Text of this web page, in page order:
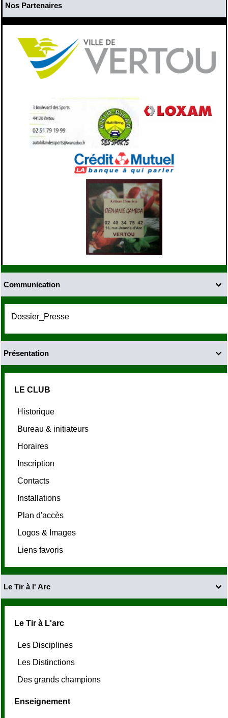

Communication
Dossier_Presse

Présentation
LE CLUB
Historique
Bureau & initiateurs
Horaires
Inscription
Contacts
Installations
Plan d'accès
Logos & Images
Liens favoris

Le Tir à l' Arc
Le Tir à L'arc
Les Disciplines
Les Distinctions
Des grands champions
Enseignement
Nos Partenaires